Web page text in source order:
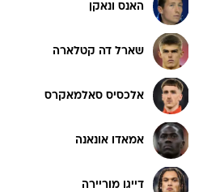
האנס ונאקן
שארל דה קטלארה
אלכסיס סאלמאקרס
אמאדו אונאנה
דייגו מוריירה